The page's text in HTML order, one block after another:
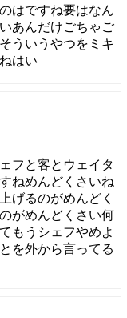
はですね要はなん
あんだけごちゃご
ういうやつをミキ
はい
フと客とウェイタ
ねめんどくさいね
げるのがめんどく
がめんどくさい何
もうシェフやめよ
を外から言ってる